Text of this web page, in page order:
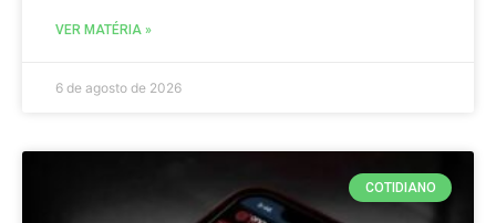
VER MATÉRIA »
6 de agosto de 2026
COTIDIANO